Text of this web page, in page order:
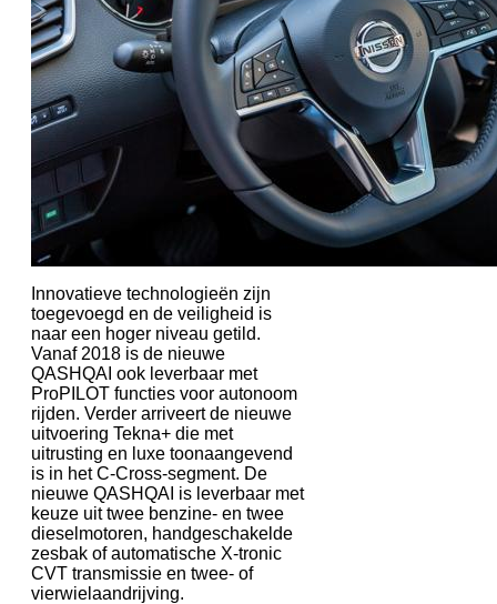
Innovatieve technologieën zijn
toegevoegd en de veiligheid is
naar een hoger niveau getild.
Vanaf 2018 is de nieuwe
QASHQAI ook leverbaar met
ProPILOT functies voor autonoom
rijden. Verder arriveert de nieuwe
uitvoering Tekna+ die met
uitrusting en luxe toonaangevend
is in het C-Cross-segment. De
nieuwe QASHQAI is leverbaar met
keuze uit twee benzine- en twee
dieselmotoren, handgeschakelde
zesbak of automatische X-tronic
CVT transmissie en twee- of
vierwielaandrijving.